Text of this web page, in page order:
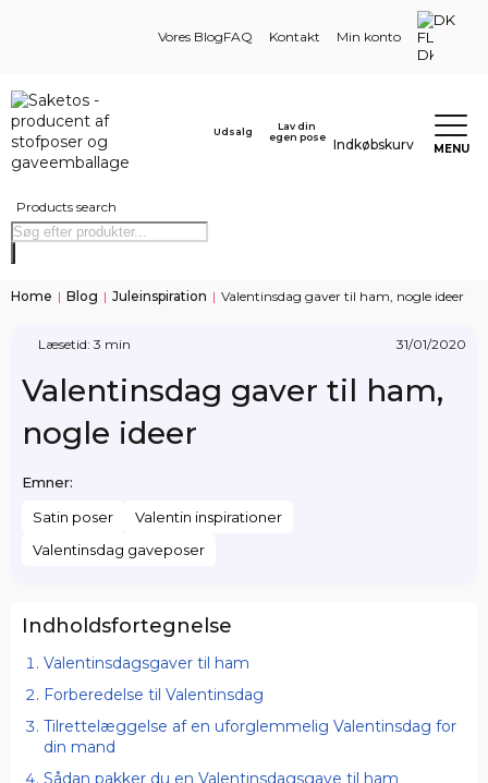
Vores BlogFAQ Kontakt Min konto
DK
Products search
Udsalg
Lav din
egen pose
Indkøbskurv MENU
Home | Blog | Juleinspiration | Valentinsdag gaver til ham, nogle ideer
Læsetid: 3 min 31/01/2020
Valentinsdag gaver til ham,
nogle ideer
Emner:
Satin poser
Valentin inspirationer
Valentinsdag gaveposer
Indholdsfortegnelse
Valentinsdagsgaver til ham
Forberedelse til Valentinsdag
Tilrettelæggelse af en uforglemmelig Valentinsdag for
din mand
Sådan pakker du en Valentinsdagsgave til ham